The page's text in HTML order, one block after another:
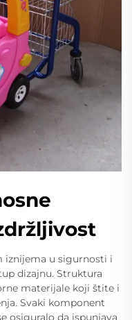
iznijema u sigurnosti i
dizajnu. Struktura
materijale koji štite i
Svaki komponent
osiguralo da ispunjava